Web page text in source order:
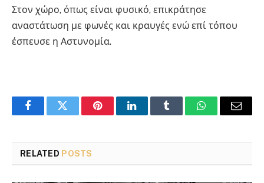
Στον χώρο, όπως είναι φυσικό, επικράτησε
αναστάτωση με φωνές και κραυγές ενώ επί τόπου
έσπευσε η Αστυνομία.
FacebookTwitter PinterestLinkedInTumblr WhatsAppEmail
RELATED POSTS